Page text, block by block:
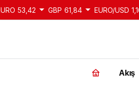
53,42 GBP 61,84 EURO/USD
Akış